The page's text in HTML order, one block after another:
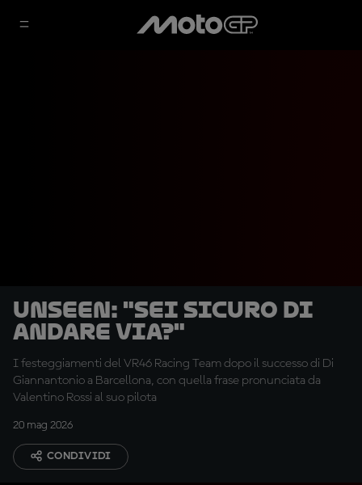
UNSEEN: "Sei sicuro di
andare via?"
I festeggiamenti del VR46 Racing Team dopo il successo di Di
Giannantonio a Barcellona, con quella frase pronunciata da
Valentino Rossi al suo pilota
20 mag 2026
CONDIVIDI